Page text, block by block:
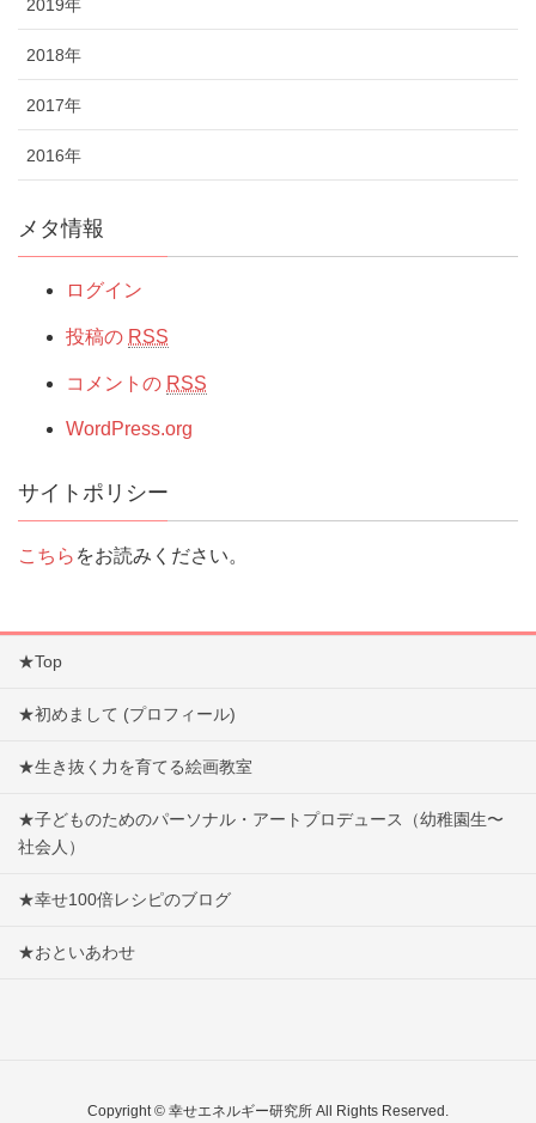
2019年
2018年
2017年
2016年
メタ情報
ログイン
投稿の RSS
コメントの RSS
WordPress.org
サイトポリシー
こちら をお読みください。
★Top
★初めまして (プロフィール)
★生き抜く力を育てる絵画教室
★子どものためのパーソナル・アートプロデュース（幼稚園生〜
社会人）
★幸せ100倍レシピのブログ
★おといあわせ
Copyright © 幸せエネルギー研究所 All Rights Reserved.